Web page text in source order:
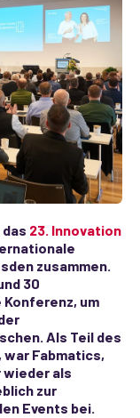
23. Innovation
zusammen.
30
um
Als Teil des
war Fabmatics,
wieder als
zur
Events bei.